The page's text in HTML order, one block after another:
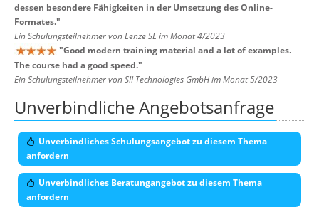
dessen besondere Fähigkeiten in der Umsetzung des Online-
Formates."
Ein Schulungsteilnehmer von Lenze SE im Monat 4/2023
"Good modern training material and a lot of examples.
The course had a good speed."
Ein Schulungsteilnehmer von SII Technologies GmbH im Monat 5/2023
Unverbindliche Angebotsanfrage
Unverbindliches Schulungsangebot zu diesem Thema
anfordern
Unverbindliches Beratungangebot zu diesem Thema
anfordern